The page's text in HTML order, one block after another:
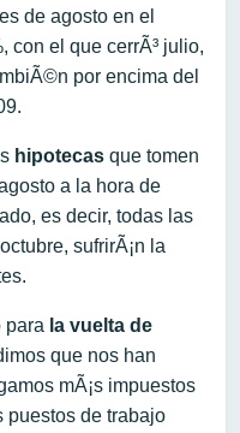
de agosto en el
con el que cerrÃ³ julio,
por encima del
hipotecas que tomen
a la hora de
es decir, todas las
sufrirÃ¡n la
para la vuelta de
que nos han
mÃ¡s impuestos
puestos de trabajo